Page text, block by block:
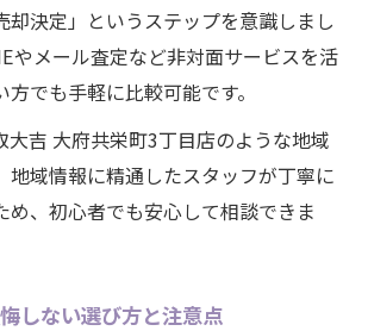
決定」というステップを意識しまし
やメール査定など非対面サービスを活
でも手軽に比較可能です。
大吉 大府共栄町3丁目店のような地域
地域情報に精通したスタッフが丁寧に
め、初心者でも安心して相談できま
しない選び方と注意点